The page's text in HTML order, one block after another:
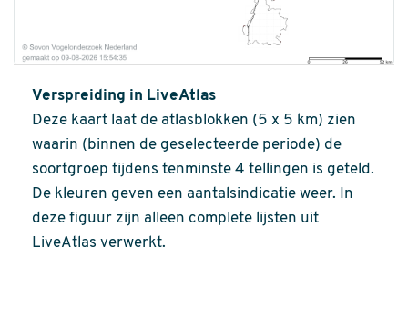
Verspreiding in LiveAtlas
Deze kaart laat de atlasblokken (5 x 5 km) zien
waarin (binnen de geselecteerde periode) de
soortgroep tijdens tenminste 4 tellingen is geteld.
De kleuren geven een aantalsindicatie weer. In
deze figuur zijn alleen complete lijsten uit
LiveAtlas verwerkt.